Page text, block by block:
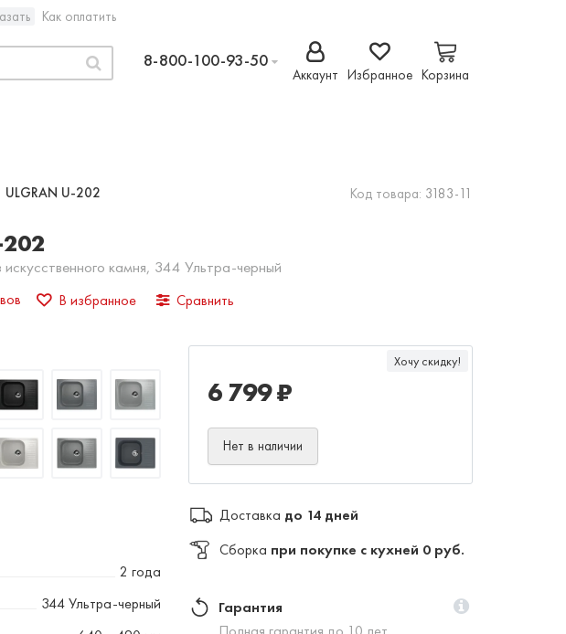
Как оплатить
8-800-100-93-50
Аккаунт Избранное Корзина
ULGRAN U-202 Код товара: 3183-11
202
искусственного камня, 344 Ультра-черный
В избранное Сравнить
2 года
344 Ультра-черный
Хочу скидку!
6 799 ₽
Нет в наличии
Доставка до 14 дней
Сборка при покупке с кухней 0 руб.
Гарантия